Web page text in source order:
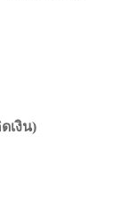
เงิน)